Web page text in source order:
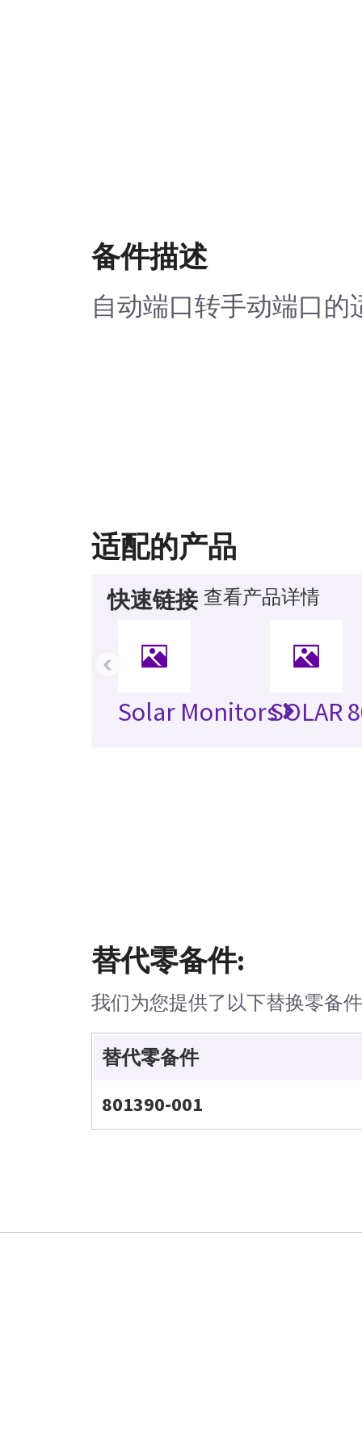
备件描述
自动端口转手动端口的
适配的产品
快速链接 查看产品详情
Solar MonitorsSOLAR
‹
替代零备件:
我们为您提供了以下替换零备
替代零备件
801390-001